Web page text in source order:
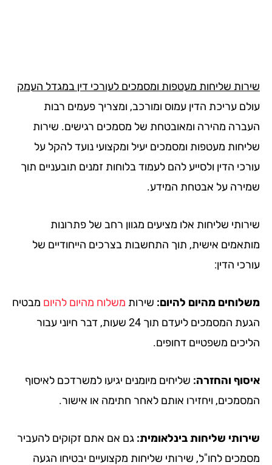
שליחות מעטפות ומסמכים לעורכי דין במגדל העמק
עריכת הדין עמוס ומורכב, ומצריך פעמים רבות
מהירה ומאובטחת של מסמכים רגישים. שירות
מעטפות ומסמכים יעיל ומקצועי נועד להקל על
הדין ולסייע להם לעמוד בלוחות זמנים תובעניים תוך
על אבטחת המידע.
שליחות אלו מציעים מגוון רחב של פתרונות
אישית, תוך התחשבות בצרכים הייחודיים של
הדין:
מהיום להיום:שירותמשלוח מהיום להיוםמבטיח
הגעת המסמכים ליעדם תוך 24 שעות, דבר חיוני עבור
משפטיים דחופים.
והחזרה:שליחים מיומנים יגיעו למשרדכם לאיסוף
ויחזירו אותם לאחר חתימה או אישור.
שליחות בינלאומית:גם אם אתם זקוקים להעביר
לחו"ל, שירותי שליחות מקצועיים יבטיחו הגעה